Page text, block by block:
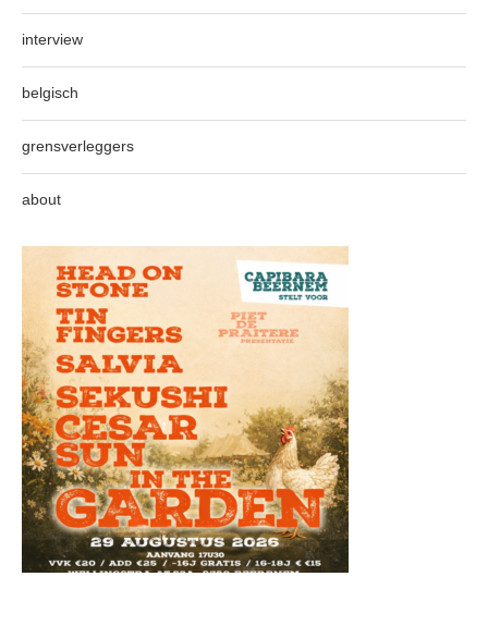
interview
belgisch
grensverleggers
about